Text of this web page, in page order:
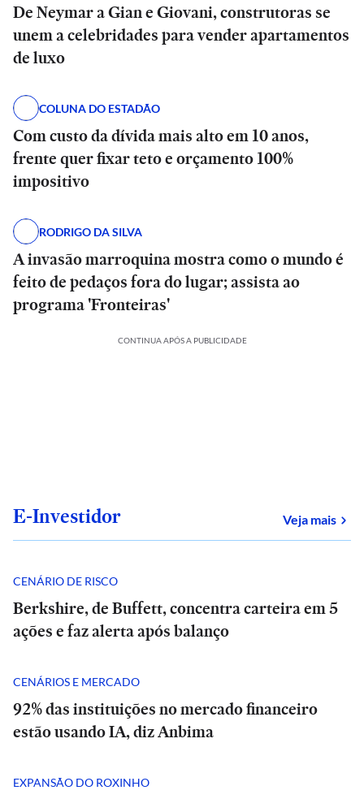
De Neymar a Gian e Giovani, construtoras se
unem a celebridades para vender apartamentos
de luxo
COLUNA DO ESTADÃO
Com custo da dívida mais alto em 10 anos,
frente quer fixar teto e orçamento 100%
impositivo
RODRIGO DA SILVA
A invasão marroquina mostra como o mundo é
feito de pedaços fora do lugar; assista ao
programa 'Fronteiras'
CONTINUA APÓS A PUBLICIDADE
E-Investidor Veja mais
CENÁRIO DE RISCO
Berkshire, de Buffett, concentra carteira em 5
ações e faz alerta após balanço
CENÁRIOS E MERCADO
92% das instituições no mercado financeiro
estão usando IA, diz Anbima
EXPANSÃO DO ROXINHO